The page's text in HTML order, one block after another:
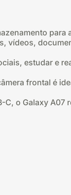
para
vídeos,
estudar e
frontal é
o Galaxy